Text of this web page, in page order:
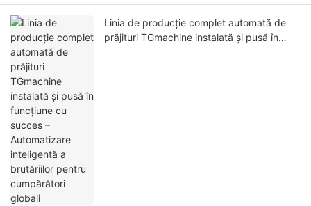
Linia de producție complet automată de
prăjituri TGmachine instalată și pusă în